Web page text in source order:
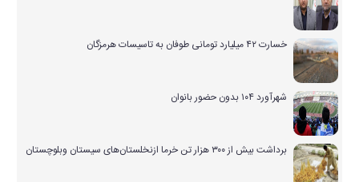
خسارت ۴۲ میلیارد تومانی طوفان به تاسیسات هرمزگان
شهرآورد ۱۰۴ بدون حضور بانوان
برداشت بیش از ۳۰۰ هزار تن خرما ازنخلستان‌های سیستان وبلوچستان